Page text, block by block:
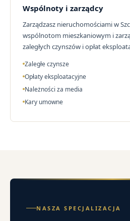
Wspólnoty i zarządcy
Zarządzasz nieruchomościami w
wspólnotom mieszkaniowym i
zaległych czynszów i opłat
Zaległe czynsze
Opłaty eksploatacyjne
Należności za media
Kary umowne
NASZA SPECJALIZACJA